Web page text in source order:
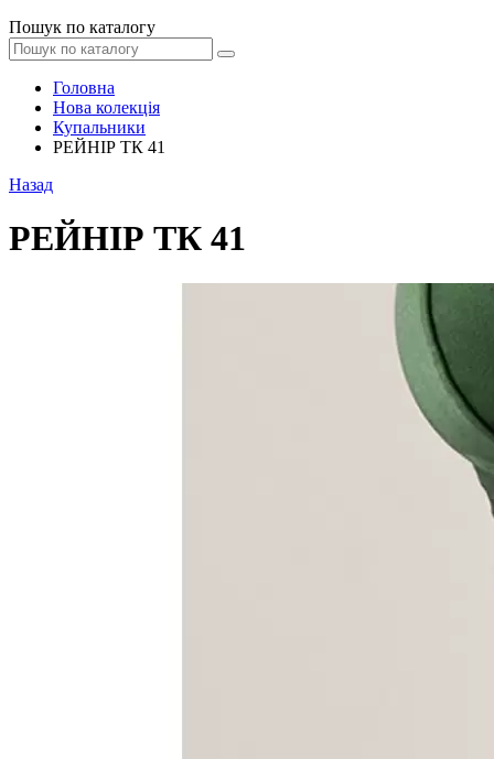
Пошук по каталогу
Головна
Нова колекція
Купальники
РЕЙНІР ТК 41
Назад
РЕЙНІР ТК 41